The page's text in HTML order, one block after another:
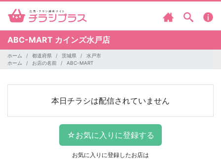
ABC-MART カインズ水戸店
ホーム 都道府県 茨城県
水戸市
ホーム
お店の名前 ABC-MART
本日チラシは配信されていません
お気に入りに登録したお店は